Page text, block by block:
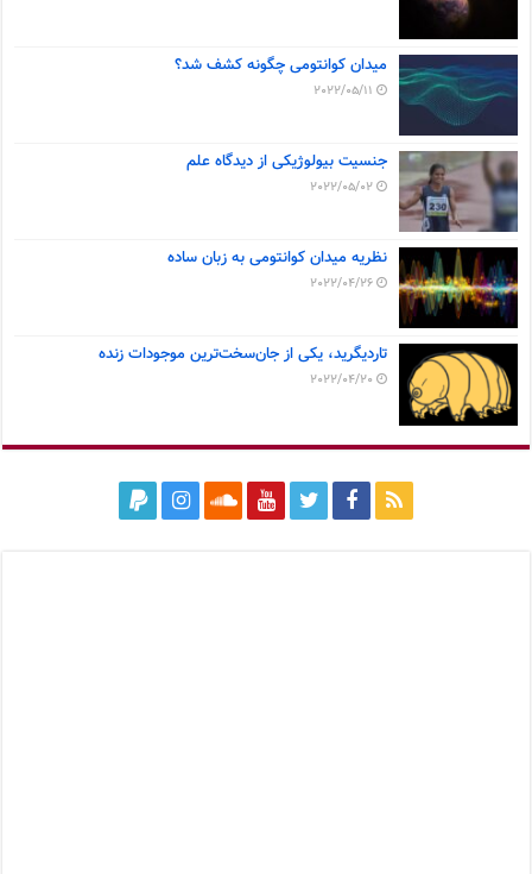
میدان کوانتومی چگونه کشف شد؟
2022/05/11
جنسیت بیولوژیکی از دیدگاه علم
2022/05/02
نظریه میدان کوانتومی به زبان ساده
2022/04/26
تاردیگرید، یکی از جان‌سخت‌ترین موجودات زنده
2022/04/20